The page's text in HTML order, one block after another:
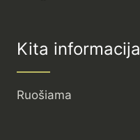
Kita informacija
Ruošiama